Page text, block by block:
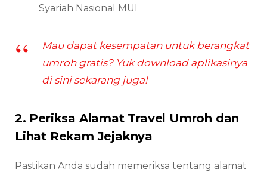
Syariah Nasional MUI
Mau dapat kesempatan untuk berangkat
umroh gratis? Yuk download aplikasinya
di sini sekarang juga!
2. Periksa Alamat Travel Umroh dan
Lihat Rekam Jejaknya
Pastikan Anda sudah memeriksa tentang alamat